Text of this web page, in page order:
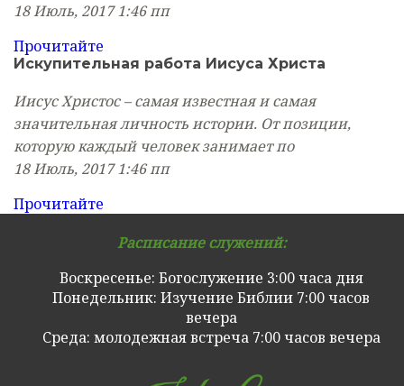
18 Июль, 20171:46 пп
Прочитайте
Искупительная работа Иисуса Христа
Иисус Христос – самая известная и самая
значительная личность истории. От позиции,
которую каждый человек занимает по
18 Июль, 20171:46 пп
Прочитайте
Расписание служений:
Воскресенье: Богослужение 3:00 часа дня
Понедельник: Изучение Библии 7:00 часов
вечера
Cреда: молодежная встреча 7:00 часов вечера